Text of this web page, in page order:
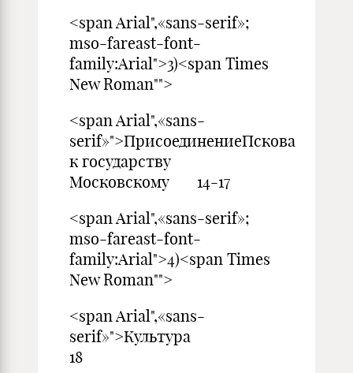
<span Arial",«sans-serif»;
mso-fareast-font-
family:Arial">3)<span Times
New Roman"">
<span Arial",«sans-
serif»">ПрисоединениеПскова
к государству
Московскому 14-17
<span Arial",«sans-serif»;
mso-fareast-font-
family:Arial">4)<span Times
New Roman"">
<span Arial",«sans-
18